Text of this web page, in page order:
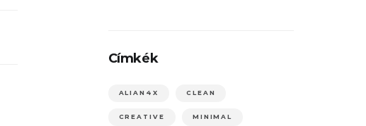
Címkék
ALIAN4X CLEAN
CREATIVE MINIMAL